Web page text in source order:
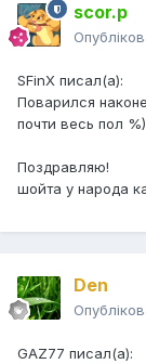
scor.p
SFinX писал(а):
Поварился
почти весь пол %)
Поздравляю!
шойта у народа
Den
GAZ77 писал(а):